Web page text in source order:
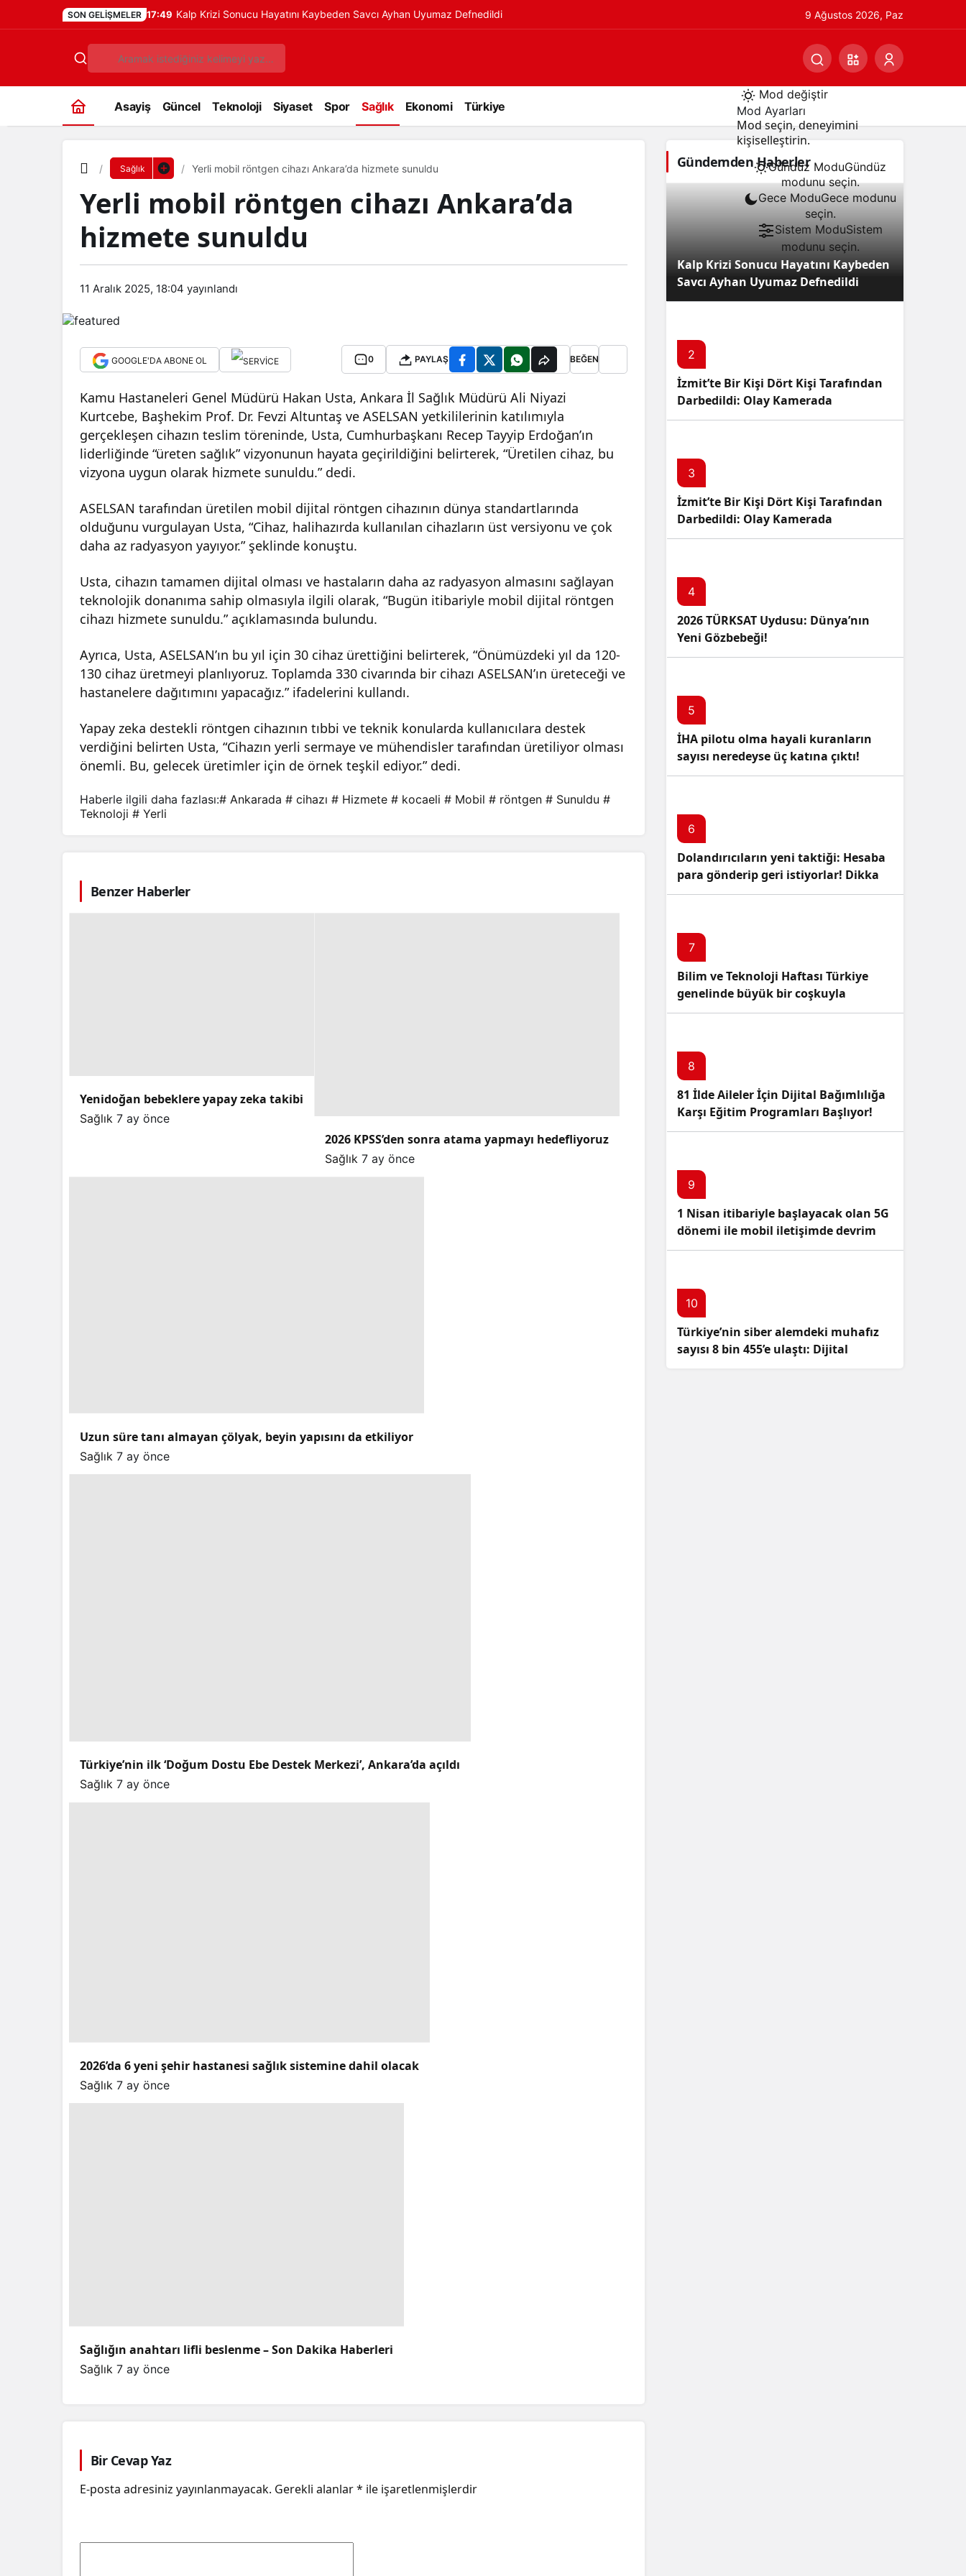
SON GELIŞMELER 17:49 Kalp Krizi Sonucu Hayatını Kaybeden Savcı Ayhan Uyumaz Defnedildi 9 Ağustos 2026, Paz
Asayiş Güncel Teknoloji Siyaset Spor Sağlık Ekonomi Türkiye
Mod değiştir
Mod Ayarları
Mod seçin, deneyimini
kişiselleştirin.
Gündüz ModuGündüz
modunu seçin.
Gece ModuGece modunu
seçin.
Sistem ModuSistem
modunu seçin.
Sağlık Yerli mobil röntgen cihazı Ankara’da hizmete sunuldu
Yerli mobil röntgen cihazı Ankara’da
hizmete sunuldu
11 Aralık 2025, 18:04 yayınlandı
GOOGLE'DA ABONE OL 0 PAYLAŞ BEĞEN
Kamu Hastaneleri Genel Müdürü Hakan Usta, Ankara İl Sağlık Müdürü Ali Niyazi
Kurtcebe, Başhekim Prof. Dr. Fevzi Altuntaş ve ASELSAN yetkililerinin katılımıyla
gerçekleşen cihazın teslim töreninde, Usta, Cumhurbaşkanı Recep Tayyip Erdoğan’ın
liderliğinde “üreten sağlık” vizyonunun hayata geçirildiğini belirterek, “Üretilen cihaz, bu
vizyona uygun olarak hizmete sunuldu.” dedi.
ASELSAN tarafından üretilen mobil dijital röntgen cihazının dünya standartlarında
olduğunu vurgulayan Usta, “Cihaz, halihazırda kullanılan cihazların üst versiyonu ve çok
daha az radyasyon yayıyor.” şeklinde konuştu.
Usta, cihazın tamamen dijital olması ve hastaların daha az radyasyon almasını sağlayan
teknolojik donanıma sahip olmasıyla ilgili olarak, “Bugün itibariyle mobil dijital röntgen
cihazı hizmete sunuldu.” açıklamasında bulundu.
Ayrıca, Usta, ASELSAN’ın bu yıl için 30 cihaz ürettiğini belirterek, “Önümüzdeki yıl da 120-
130 cihaz üretmeyi planlıyoruz. Toplamda 330 civarında bir cihazı ASELSAN’ın üreteceği ve
hastanelere dağıtımını yapacağız.” ifadelerini kullandı.
Yapay zeka destekli röntgen cihazının tıbbi ve teknik konularda kullanıcılara destek
verdiğini belirten Usta, “Cihazın yerli sermaye ve mühendisler tarafından üretiliyor olması
önemli. Bu, gelecek üretimler için de örnek teşkil ediyor.” dedi.
Haberle ilgili daha fazlası:# Ankarada # cihazı # Hizmete # kocaeli # Mobil # röntgen # Sunuldu #
Teknoloji # Yerli
Benzer Haberler
Yenidoğan bebeklere yapay zeka takibi
Sağlık 7 ay önce
2026 KPSS’den sonra atama yapmayı hedefliyoruz
Sağlık 7 ay önce
Uzun süre tanı almayan çölyak, beyin yapısını da etkiliyor
Sağlık 7 ay önce
Türkiye’nin ilk ‘Doğum Dostu Ebe Destek Merkezi’, Ankara’da açıldı
Sağlık 7 ay önce
2026’da 6 yeni şehir hastanesi sağlık sistemine dahil olacak
Sağlık 7 ay önce
Sağlığın anahtarı lifli beslenme – Son Dakika Haberleri
Sağlık 7 ay önce
Bir Cevap Yaz
E-posta adresiniz yayınlanmayacak. Gerekli alanlar* ile işaretlenmişlerdir
Gündemden Haberler
Kalp Krizi Sonucu Hayatını Kaybeden
Savcı Ayhan Uyumaz Defnedildi
2
İzmit’te Bir Kişi Dört Kişi Tarafından
Darbedildi: Olay Kamerada
3
İzmit’te Bir Kişi Dört Kişi Tarafından
Darbedildi: Olay Kamerada
4
2026 TÜRKSAT Uydusu: Dünya’nın
Yeni Gözbebeği!
5
İHA pilotu olma hayali kuranların
sayısı neredeyse üç katına çıktı!
6
Dolandırıcıların yeni taktiği: Hesaba
para gönderip geri istiyorlar! Dikkat
Edin!
7
Bilim ve Teknoloji Haftası Türkiye
genelinde büyük bir coşkuyla
kutlandı: İşte Etkinlikler ve
8
81 İlde Aileler İçin Dijital Bağımlılığa
Karşı Eğitim Programları Başlıyor!
9
1 Nisan itibariyle başlayacak olan 5G
dönemi ile mobil iletişimde devrim
başlıyor!
10
Türkiye’nin siber alemdeki muhafız
sayısı 8 bin 455’e ulaştı: Dijital